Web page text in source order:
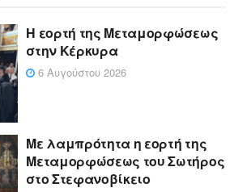
Η εορτή της Μεταμορφώσεως
στην Κέρκυρα
6 Αυγούστου 2026
Με λαμπρότητα η εορτή της
Μεταμορφώσεως του Σωτήρος
στο Στεφανοβίκειο